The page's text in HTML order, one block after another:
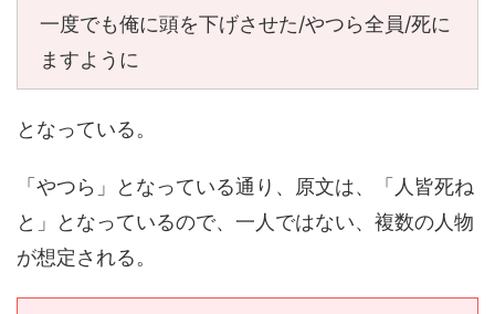
一度でも俺に頭を下げさせた/やつら全員/死に
ますように
となっている。
「やつら」となっている通り、原文は、「人皆死ね
と」となっているので、一人ではない、複数の人物
が想定される。